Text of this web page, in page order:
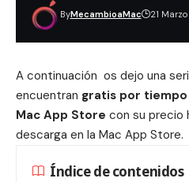
ByMecambioaMac 21
A continuación os dejo una
encuentran gratis por tiempo
Mac App Store con su precio
descarga en la Mac App Store.
Índice de contenidos